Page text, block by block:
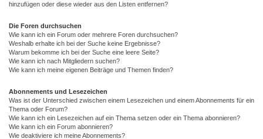
hinzufügen oder diese wieder aus den Listen entfernen?
Die Foren durchsuchen
Wie kann ich ein Forum oder mehrere Foren durchsuchen?
Weshalb erhalte ich bei der Suche keine Ergebnisse?
Warum bekomme ich bei der Suche eine leere Seite?
Wie kann ich nach Mitgliedern suchen?
Wie kann ich meine eigenen Beiträge und Themen finden?
Abonnements und Lesezeichen
Was ist der Unterschied zwischen einem Lesezeichen und einem Abonnements für ein
Thema oder Forum?
Wie kann ich ein Lesezeichen auf ein Thema setzen oder ein Thema abonnieren?
Wie kann ich ein Forum abonnieren?
Wie deaktiviere ich meine Abonnements?